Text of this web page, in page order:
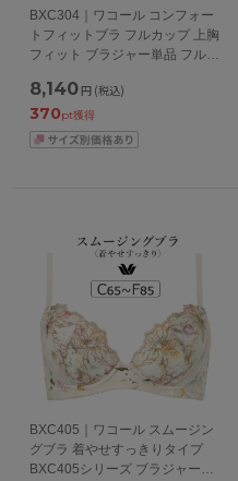
BXC304｜ワコール コンフォー
トフィットブラ フルカップ 上胸
フィット ブラジャー単品 フルカ
プ アンダー70/75/80/85cm
8,140 円 (税込)
370pt獲得
BXC405｜ワコール スムージン
グブラ 着やせすっきりタイプ
BXC405シリーズ ブラジャー単